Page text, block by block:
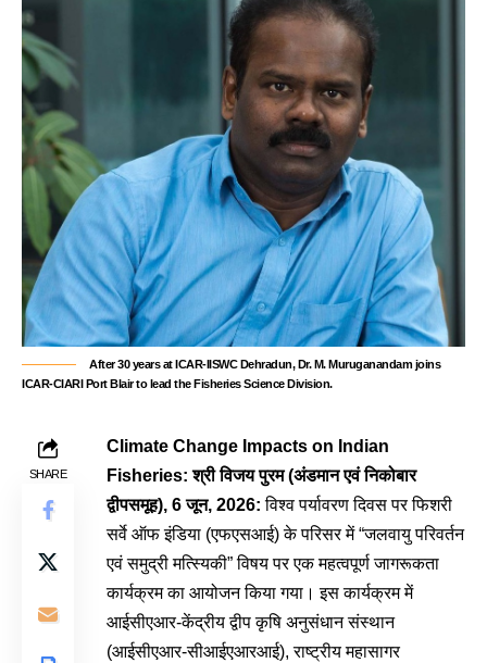
After 30 years at ICAR-IISWC Dehradun, Dr. M. Muruganandam joins
ICAR-CIARI Port Blair to lead the Fisheries Science Division.
SHARE
Climate Change Impacts on Indian
Fisheries: श्री विजय पुरम (अंडमान एवं निकोबार
द्वीपसमूह), 6 जून, 2026: विश्व पर्यावरण दिवस पर फिशरी
सर्वे ऑफ इंडिया (एफएसआई) के परिसर में “जलवायु परिवर्तन
एवं समुद्री मत्स्यिकी” विषय पर एक महत्वपूर्ण जागरूकता
कार्यक्रम का आयोजन किया गया । इस कार्यक्रम में
आईसीएआर-केंद्रीय द्वीप कृषि अनुसंधान संस्थान
(आईसीएआर-सीआईएआरआई), राष्ट्रीय महासागर